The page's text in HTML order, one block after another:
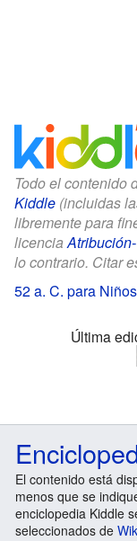
Todo el contenido
Kiddle (incluidas
libremente para
licencia
lo contrario. Citar
52 a. C. para Niños
Última
El contenido está
menos que se
enciclopedia Kiddle
seleccionados de